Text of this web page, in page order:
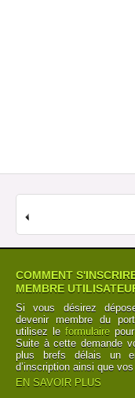
COMMENT
MEMBRE
Si vous désirez
devenir membre du
utilisez leformulaire
Suite à cette demande
plus brefs délais un
d’inscription ainsi que
EN SAVOIR PLUS